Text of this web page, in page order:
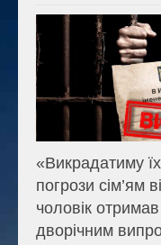
«Викрадатиму
погрози сім’ям
чоловік отримав
дворічним